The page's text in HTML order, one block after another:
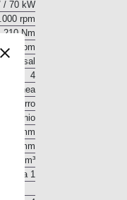
/ 70 kW
4.000 rpm
210 Nm
rpm
4
En línea
Hierro
Aluminio
69,6 mm
82 mm
1.248 cm³